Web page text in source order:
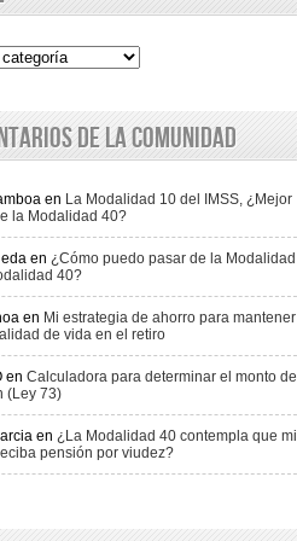
de la comunidad
en La Modalidad 10 del IMSS, ¿Mejor
la Modalidad 40?
en ¿Cómo puedo pasar de la Modalidad
40?
en Mi estrategia de ahorro para mantener
de vida en el retiro
en Calculadora para determinar el monto de
(Ley 73)
en ¿La Modalidad 40 contempla que mi
pensión por viudez?